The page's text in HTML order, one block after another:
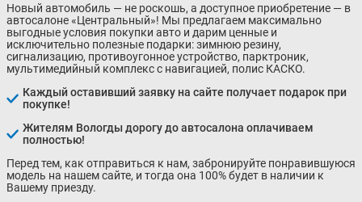
Новый автомобиль — не роскошь, а доступное приобретение — в
автосалоне «Центральный»! Мы предлагаем максимально
выгодные условия покупки авто и дарим ценные и
исключительно полезные подарки: зимнюю резину,
сигнализацию, противоугонное устройство, парктроник,
мультимедийный комплекс с навигацией, полис КАСКО.
Каждый оставивший заявку на сайте получает подарок при
покупке!
Жителям Вологды дорогу до автосалона оплачиваем
полностью!
Перед тем, как отправиться к нам, забронируйте понравившуюся
модель на нашем сайте, и тогда она 100% будет в наличии к
Вашему приезду.